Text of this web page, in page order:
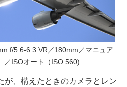
f/5.6-6.3 VR／180mm／マニュア
／ISOオート（ISO 560)
が、構えたときのカメラとレン